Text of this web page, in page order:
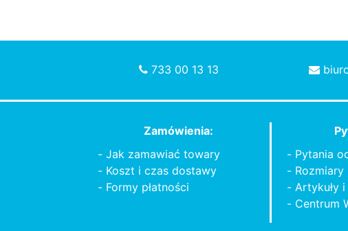
733 00 13 13
Zamówienia:
Jak zamawiać towary
Koszt i czas dostawy
Formy płatności
Pytania
Artykuły
Centrum